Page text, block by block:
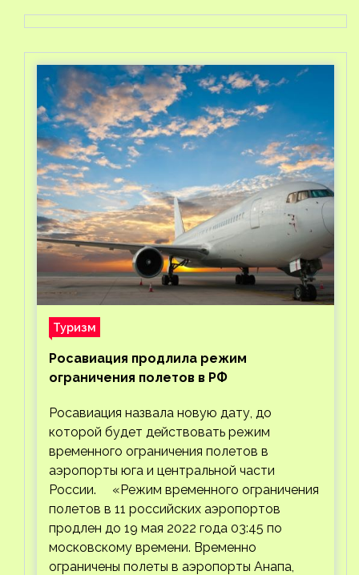
Туризм
Росавиация продлила режим
ограничения полетов в РФ
Росавиация назвала новую дату, до
которой будет действовать режим
временного ограничения полетов в
аэропорты юга и центральной части
России. «Режим временного ограничения
полетов в 11 российских аэропортов
продлен до 19 мая 2022 года 03:45 по
московскому времени. Временно
ограничены полеты в аэропорты Анапа,